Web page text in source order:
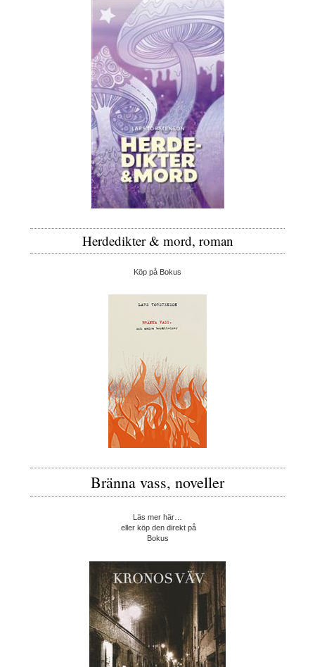
Herdedikter & mord, roman
Köp på Bokus
Bränna vass, noveller
Läs mer här…
eller köp den direkt på
Bokus